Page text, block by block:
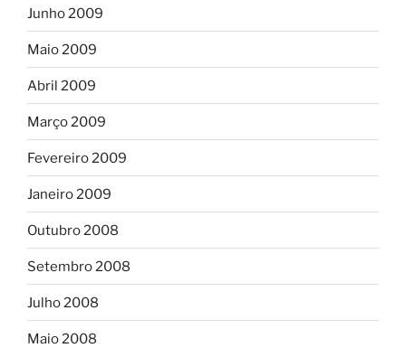
Junho 2009
Maio 2009
Abril 2009
Março 2009
Fevereiro 2009
Janeiro 2009
Outubro 2008
Setembro 2008
Julho 2008
Maio 2008